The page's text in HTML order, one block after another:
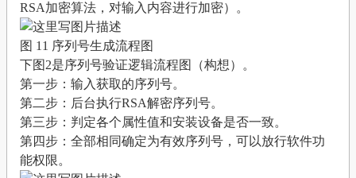
RSA加密算法，对输入内容进行加密）。
图 11 序列号生成流程图
下图2是序列号验证逻辑流程图（构想）。
第一步：输入获取的序列号。
第二步：后台执行RSA解密序列号。
第三步：判定各个属性值和安装设备是否一致。
第四步：全部相同确定为有效序列号，可以放行软件功
能权限。